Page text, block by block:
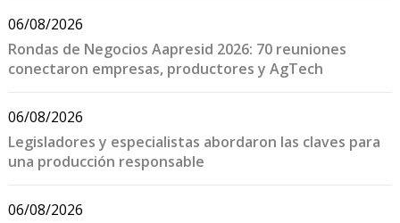
06/08/2026
Rondas de Negocios Aapresid 2026: 70 reuniones
conectaron empresas, productores y AgTech
06/08/2026
Legisladores y especialistas abordaron las claves para
una producción responsable
06/08/2026